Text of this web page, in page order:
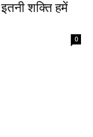
शक्ति हमें
0